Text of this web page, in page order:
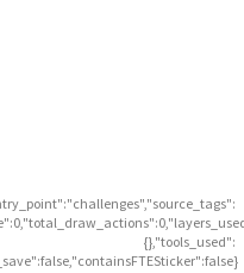
{},"tools_used":